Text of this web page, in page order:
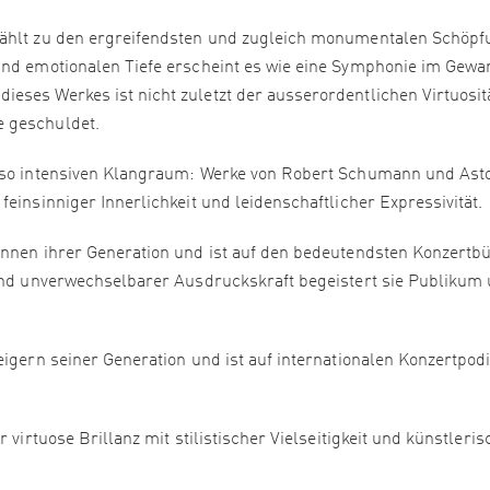
zu den ergreifendsten und zugleich monumentalen
emotionalen Tiefe erscheint es wie eine Symphonie im
Werkes ist nicht zuletzt der ausserordentlichen
geschuldet.
intensiven Klangraum: Werke von Robert Schumann und
Innerlichkeit und leidenschaftlicher Expressivität.
ihrer Generation und ist auf den bedeutendsten
unverwechselbarer Ausdruckskraft begeistert sie Publikum
seiner Generation und ist auf internationalen
virtuose Brillanz mit stilistischer Vielseitigkeit und